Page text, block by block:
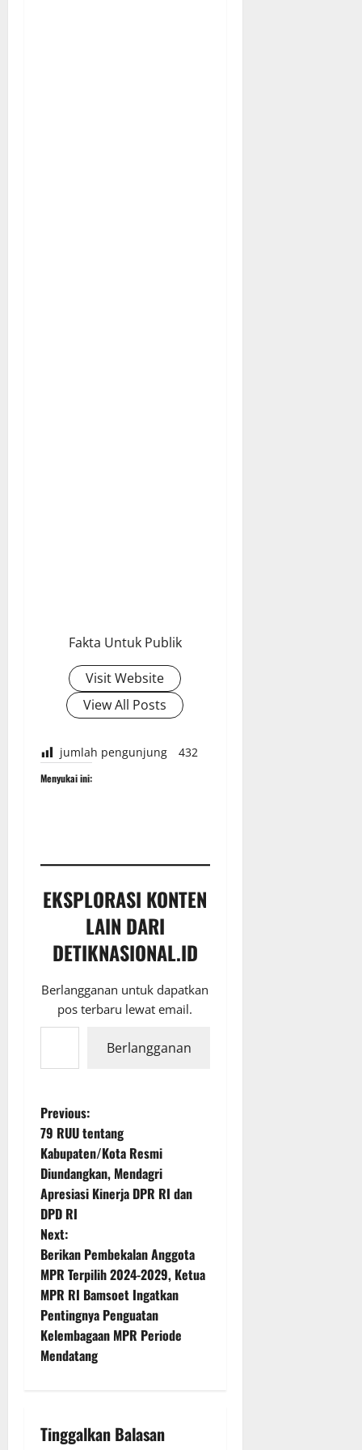
Fakta Untuk Publik
Visit Website
View All Posts
jumlah pengunjung 432
Menyukai ini:
EKSPLORASI KONTEN
LAIN DARI
DETIKNASIONAL.ID
Berlangganan untuk dapatkan
pos terbaru lewat email.
Ketikkan email Anda...
Berlangganan
P
o
s
t
n
a
v
i
a
Previous:
79 RUU tentang
Kabupaten/Kota Resmi
Diundangkan, Mendagri
Apresiasi Kinerja DPR RI dan
DPD RI
Next:
Berikan Pembekalan Anggota
MPR Terpilih 2024-2029, Ketua
MPR RI Bamsoet Ingatkan
Pentingnya Penguatan
Kelembagaan MPR Periode
Mendatang
Tinggalkan Balasan